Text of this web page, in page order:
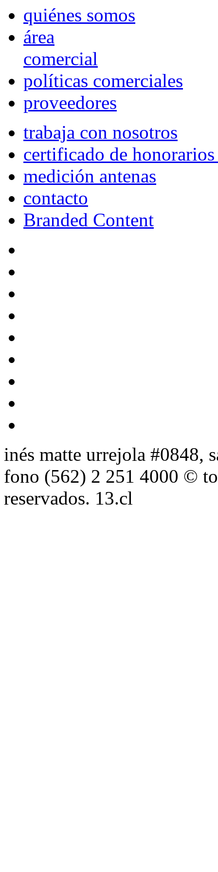
quiénes somos
área
comercial
políticas comerciales
proveedores
trabaja con nosotros
certificado de
medición antenas
contacto
Branded Content
inés matte urrejola #0848,
fono (562) 2 251 4000 ©
reservados. 13.cl